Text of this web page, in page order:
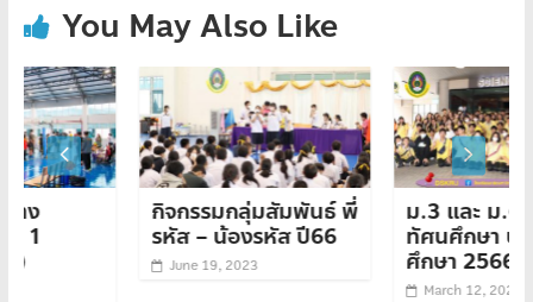
You May Also Like
กิจกรรมกลุ่มสัมพันธ์ พี่
รหัส – น้องรหัส ปี66
June 19, 2023
ม.3 และ ม.6
ทัศนศึกษา ประจำปีการ
ศึกษา 2566
March 12, 2024